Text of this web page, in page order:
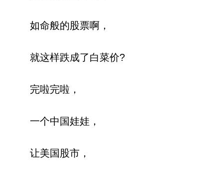
如命般的股票啊，
就这样跌成了白菜价?
完啦完啦，
一个中国娃娃，
让美国股市，